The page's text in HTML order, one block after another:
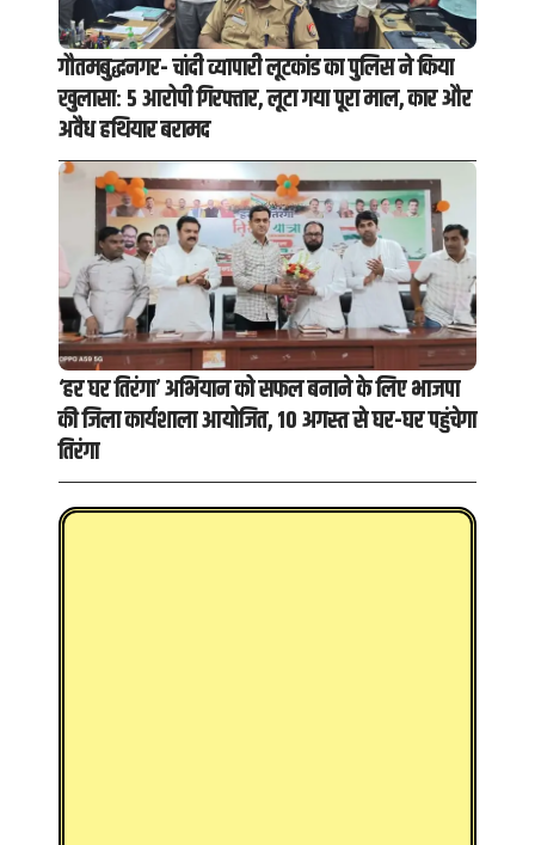
गौतमबुद्धनगर- चांदी व्यापारी लूटकांड का पुलिस ने किया
खुलासा: 5 आरोपी गिरफ्तार, लूटा गया पूरा माल, कार और
अवैध हथियार बरामद
‘हर घर तिरंगा’ अभियान को सफल बनाने के लिए भाजपा
की जिला कार्यशाला आयोजित, 10 अगस्त से घर-घर पहुंचेगा
तिरंगा